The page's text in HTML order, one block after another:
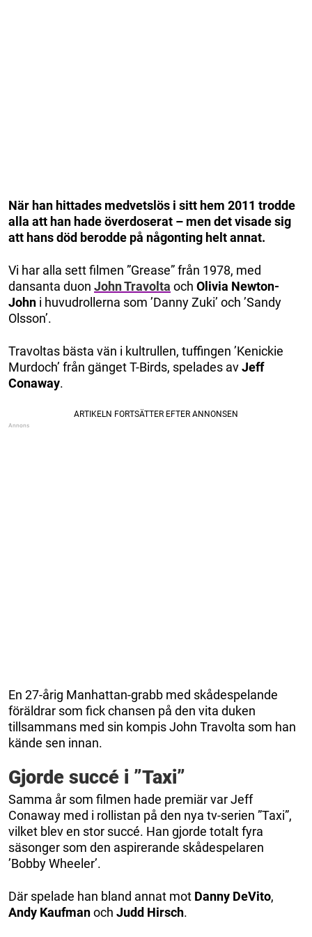
När han hittades medvetslös i sitt hem 2011 trodde
alla att han hade överdoserat – men det visade sig
att hans död berodde på någonting helt annat.
Vi har alla sett filmen ”Grease” från 1978, med
dansanta duon John Travolta och Olivia Newton-
John i huvudrollerna som ’Danny Zuki’ och ’Sandy
Olsson’.
Travoltas bästa vän i kultrullen, tuffingen ’Kenickie
Murdoch’ från gänget T-Birds, spelades avJeff
Conaway.
En 27-årig Manhattan-grabb med skådespelande
föräldrar som fick chansen på den vita duken
tillsammans med sin kompis John Travolta som han
kände sen innan.
Gjorde succé i ”Taxi”
Samma år som filmen hade premiär var Jeff
Conaway med i rollistan på den nya tv-serien ”Taxi”,
vilket blev en stor succé. Han gjorde totalt fyra
säsonger som den aspirerande skådespelaren
’Bobby Wheeler’.
Där spelade han bland annat mot Danny DeVito,
Andy Kaufmanoch Judd Hirsch.